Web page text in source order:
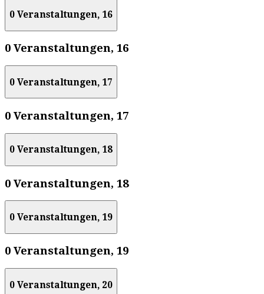
0 Veranstaltungen, 16
0 Veranstaltungen, 16
0 Veranstaltungen, 17
0 Veranstaltungen, 17
0 Veranstaltungen, 18
0 Veranstaltungen, 18
0 Veranstaltungen, 19
0 Veranstaltungen, 19
0 Veranstaltungen, 20